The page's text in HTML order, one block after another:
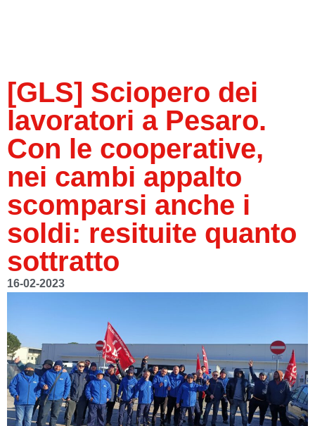
[GLS] Sciopero dei
lavoratori a Pesaro.
Con le cooperative,
nei cambi appalto
scomparsi anche i
soldi: resituite quanto
sottratto
16-02-2023